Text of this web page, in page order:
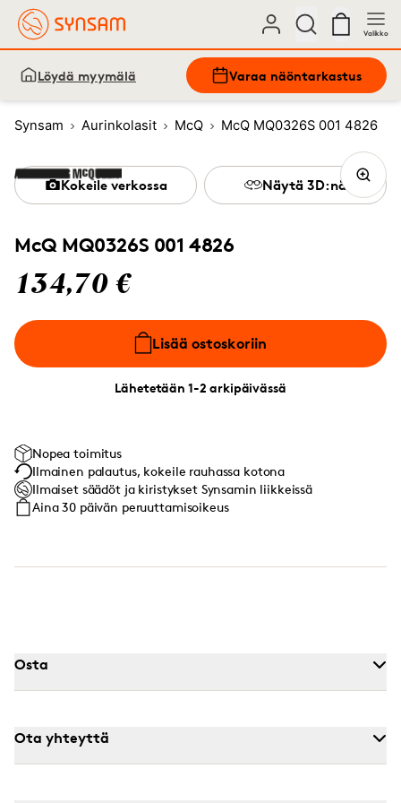
Valikko
Löydä myymälä Varaa näöntarkastus
Synsam Aurinkolasit McQ McQ MQ0326S 001 4826
McQ MQ0326S 001 4826
134,70 €
Lisää ostoskoriin
Lähetetään 1-2 arkipäivässä
Kokeile verkossa Näytä 3D:nä
Nopea toimitus
Ilmainen palautus, kokeile rauhassa kotona
Ilmaiset säädöt ja kiristykset Synsamin liikkeissä
Aina 30 päivän peruuttamisoikeus
Osta
Ota yhteyttä